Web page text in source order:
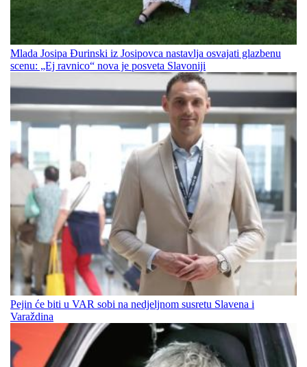
Mlada Josipa Đurinski iz Josipovca nastavlja osvajati glazbenu
scenu: „Ej ravnico“ nova je posveta Slavoniji
Pejin će biti u VAR sobi na nedjeljnom susretu Slavena i
Varaždina